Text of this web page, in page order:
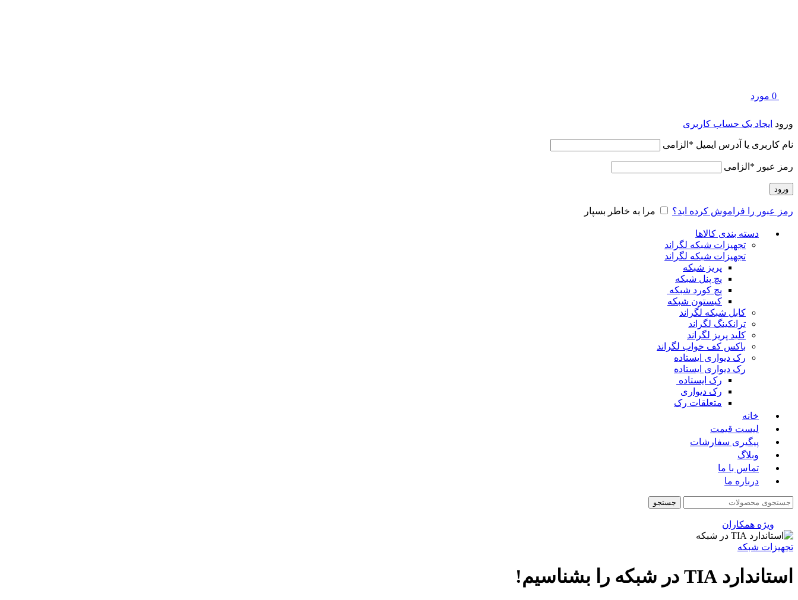
0 مورد
ورود ایجاد یک حساب کاربری
نام کاربری یا آدرس ایمیل * الزامی
رمز عبور * الزامی
ورود
رمز عبور را فراموش کرده اید؟ مرا به خاطر بسپار
دسته بندی کالاها
تجهیزات شبکه لگراند
تجهیزات شبکه لگراند
پریز شبکه
پچ پنل شبکه
پچ کورد شبکه
کیستون شبکه
کابل شبکه لگراند
ترانکینگ لگراند
کلید پریز لگراند
باکس کف خواب لگراند
رک دیواری ایستاده
رک دیواری ایستاده
رک ایستاده
رک دیواری
متعلقات رک
خانه
لیست قیمت
پیگیری سفارشات
وبلاگ
تماس با ما
درباره ما
جستجو
ویژه همکاران
تجهیزات شبکه
استاندارد TIA در شبکه را بشناسیم!